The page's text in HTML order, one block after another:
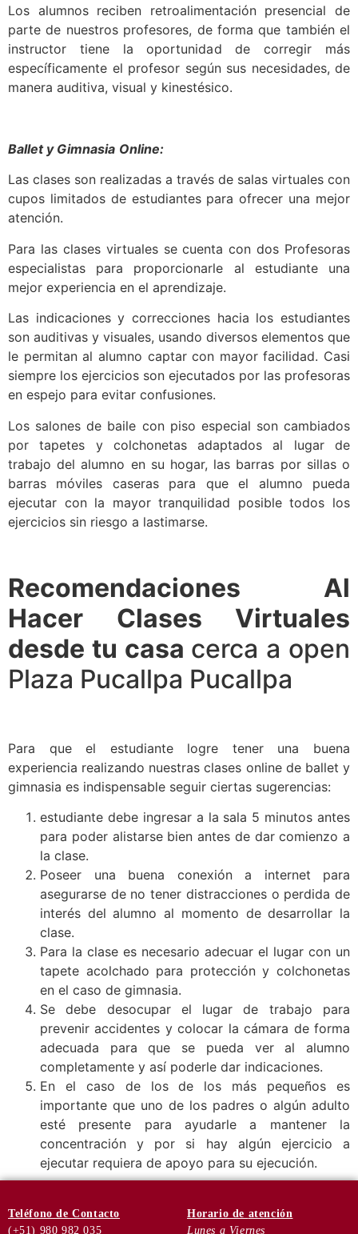
Los alumnos reciben retroalimentación presencial de
parte de nuestros profesores, de forma que también el
instructor tiene la oportunidad de corregir más
específicamente el profesor según sus necesidades, de
manera auditiva, visual y kinestésico.
Ballet y Gimnasia Online:
Las clases son realizadas a través de salas virtuales con
cupos limitados de estudiantes para ofrecer una mejor
atención.
Para las clases virtuales se cuenta con dos Profesoras
especialistas para proporcionarle al estudiante una
mejor experiencia en el aprendizaje.
Las indicaciones y correcciones hacia los estudiantes
son auditivas y visuales, usando diversos elementos que
le permitan al alumno captar con mayor facilidad. Casi
siempre los ejercicios son ejecutados por las profesoras
en espejo para evitar confusiones.
Los salones de baile con piso especial son cambiados
por tapetes y colchonetas adaptados al lugar de
trabajo del alumno en su hogar, las barras por sillas o
barras móviles caseras para que el alumno pueda
ejecutar con la mayor tranquilidad posible todos los
ejercicios sin riesgo a lastimarse.
Recomendaciones Al
Hacer Clases Virtuales
desde tu casa cerca a open
Plaza Pucallpa Pucallpa
Para que el estudiante logre tener una buena
experiencia realizando nuestras clases online de ballet y
gimnasia es indispensable seguir ciertas sugerencias:
estudiante debe ingresar a la sala 5 minutos antes
para poder alistarse bien antes de dar comienzo a
la clase.
Poseer una buena conexión a internet para
asegurarse de no tener distracciones o perdida de
interés del alumno al momento de desarrollar la
clase.
Para la clase es necesario adecuar el lugar con un
tapete acolchado para protección y colchonetas
en el caso de gimnasia.
Se debe desocupar el lugar de trabajo para
prevenir accidentes y colocar la cámara de forma
adecuada para que se pueda ver al alumno
completamente y así poderle dar indicaciones.
En el caso de los de los más pequeños es
importante que uno de los padres o algún adulto
esté presente para ayudarle a mantener la
concentración y por si hay algún ejercicio a
ejecutar requiera de apoyo para su ejecución.
Teléfono de Contacto
(+51) 980 982 035
Horario de atención
Lunes a Viernes